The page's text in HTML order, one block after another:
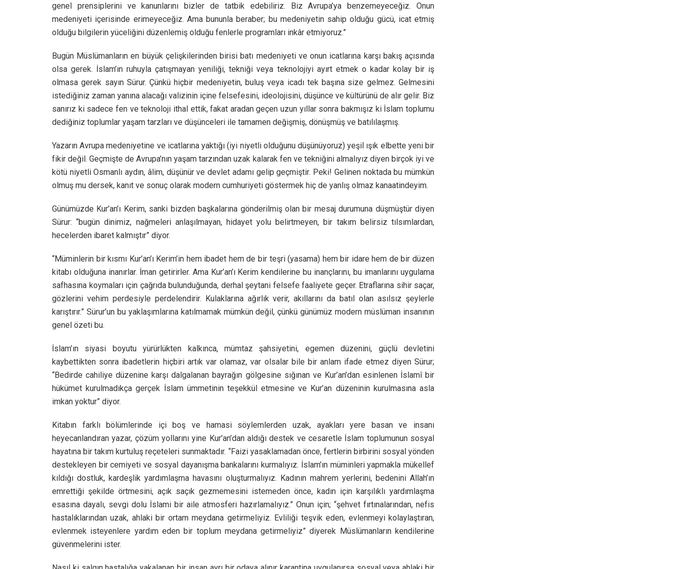
genel prensiplerini ve kanunlarını bizler de tatbik edebiliriz. Biz Avrupa’ya benzemeyeceğiz. Onun
medeniyeti içerisinde erimeyeceğiz. Ama bununla beraber; bu medeniyetin sahip olduğu gücü, icat etmiş
olduğu bilgilerin yüceliğini düzenlemiş olduğu fenlerle programları inkâr etmiyoruz.”
Bugün Müslümanların en büyük çelişkilerinden birisi batı medeniyeti ve onun icatlarına karşı bakış açısında
olsa gerek. İslam’ın ruhuyla çatışmayan yeniliği, tekniği veya teknolojiyi ayırt etmek o kadar kolay bir iş
olmasa gerek sayın Sürur. Çünkü hiçbir medeniyetin, buluş veya icadı tek başına size gelmez. Gelmesini
istediğiniz zaman yanına alacağı valizinin içine felsefesini, ideolojisini, düşünce ve kültürünü de alır gelir. Biz
sanırız ki sadece fen ve teknoloji ithal ettik, fakat aradan geçen uzun yıllar sonra bakmışız ki İslam toplumu
dediğiniz toplumlar yaşam tarzları ve düşünceleri ile tamamen değişmiş, dönüşmüş ve batılılaşmış.
Yazarın Avrupa medeniyetine ve icatlarına yaktığı (iyi niyetli olduğunu düşünüyoruz) yeşil ışık elbette yeni bir
fikir değil. Geçmişte de Avrupa’nın yaşam tarzından uzak kalarak fen ve tekniğini almalıyız diyen birçok iyi ve
kötü niyetli Osmanlı aydın, âlim, düşünür ve devlet adamı gelip geçmiştir. Peki! Gelinen noktada bu mümkün
olmuş mu dersek, kanıt ve sonuç olarak modern cumhuriyeti göstermek hiç de yanlış olmaz kanaatindeyim.
Günümüzde Kur’an’ı Kerim, sanki bizden başkalarına gönderilmiş olan bir mesaj durumuna düşmüştür diyen
Sürur: “bugün dinimiz, nağmeleri anlaşılmayan, hidayet yolu belirtmeyen, bir takım belirsiz tılsımlardan,
hecelerden ibaret kalmıştır” diyor.
“Müminlerin bir kısmı Kur’an’ı Kerim’in hem ibadet hem de bir teşri (yasama) hem bir idare hem de bir düzen
kitabı olduğuna inanırlar. İman getirirler. Ama Kur’an’ı Kerim kendilerine bu inançlarını, bu imanlarını uygulama
safhasına koymaları için çağrıda bulunduğunda, derhal şeytani felsefe faaliyete geçer. Etraflarına sihir saçar,
gözlerini vehim perdesiyle perdelendirir. Kulaklarına ağırlık verir, akıllarını da batıl olan asılsız şeylerle
karıştırır.” Sürur’un bu yaklaşımlarına katılmamak mümkün değil, çünkü günümüz modern müslüman insanının
genel özeti bu.
İslam’ın siyasi boyutu yürürlükten kalkınca, mümtaz şahsiyetini, egemen düzenini, güçlü devletini
kaybettikten sonra ibadetlerin hiçbiri artık var olamaz, var olsalar bile bir anlam ifade etmez diyen Sürur;
“Bedirde cahiliye düzenine karşı dalgalanan bayrağın gölgesine sığınan ve Kur’an’dan esinlenen İslamî bir
hükümet kurulmadıkça gerçek İslam ümmetinin teşekkül etmesine ve Kur’an düzeninin kurulmasına asla
imkan yoktur” diyor.
Kitabın farklı bölümlerinde içi boş ve hamasi söylemlerden uzak, ayakları yere basan ve insanı
heyecanlandıran yazar, çözüm yollarını yine Kur’an’dan aldığı destek ve cesaretle İslam toplumunun sosyal
hayatına bir takım kurtuluş reçeteleri sunmaktadır. “Faizi yasaklamadan önce, fertlerin birbirini sosyal yönden
destekleyen bir cemiyeti ve sosyal dayanışma bankalarını kurmalıyız. İslam’ın müminleri yapmakla mükellef
kıldığı dostluk, kardeşlik yardımlaşma havasını oluşturmalıyız. Kadının mahrem yerlerini, bedenini Allah’ın
emrettiği şekilde örtmesini, açık saçık gezmemesini istemeden önce, kadın için karşılıklı yardımlaşma
esasına dayalı, sevgi dolu İslami bir aile atmosferi hazırlamalıyız.” Onun için; “şehvet fırtınalarından, nefis
hastalıklarından uzak, ahlaki bir ortam meydana getirmeliyiz. Evliliği teşvik eden, evlenmeyi kolaylaştıran,
evlenmek isteyenlere yardım eden bir toplum meydana getirmeliyiz” diyerek Müslümanların kendilerine
güvenmelerini ister.